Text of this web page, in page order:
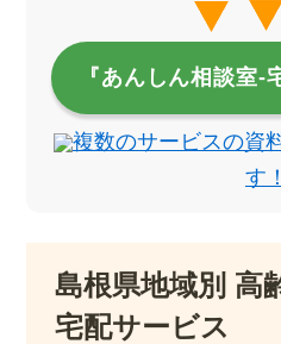
『あんしん相談室‐
複数のサービスの資
す！
島根県地域別 高
宅配サービス